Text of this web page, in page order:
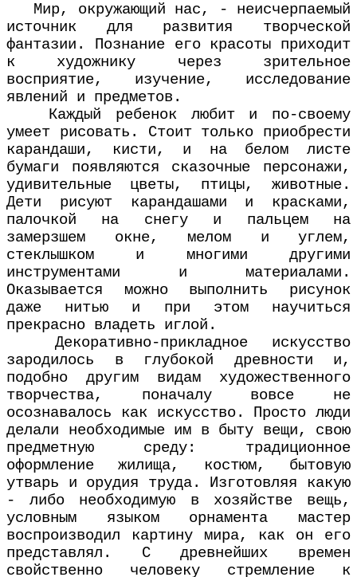
Мир, окружающий нас, - неисчерпаемый
источник для развития творческой
фантазии. Познание его красоты приходит
к художнику через зрительное
восприятие, изучение, исследование
явлений и предметов.
Каждый ребенок любит и по-своему
умеет рисовать. Стоит только приобрести
карандаши, кисти, и на белом листе
бумаги появляются сказочные персонажи,
удивительные цветы, птицы, животные.
Дети рисуют карандашами и красками,
палочкой на снегу и пальцем на
замерзшем окне, мелом и углем,
стеклышком и многими другими
инструментами и материалами.
Оказывается можно выполнить рисунок
даже нитью и при этом научиться
прекрасно владеть иглой.
Декоративно-прикладное искусство
зародилось в глубокой древности и,
подобно другим видам художественного
творчества, поначалу вовсе не
осознавалось как искусство. Просто люди
делали необходимые им в быту вещи, свою
предметную среду: традиционное
оформление жилища, костюм, бытовую
утварь и орудия труда. Изготовляя какую
- либо необходимую в хозяйстве вещь,
условным языком орнамента мастер
воспроизводил картину мира, как он его
представлял. С древнейших времен
свойственно человеку стремление к